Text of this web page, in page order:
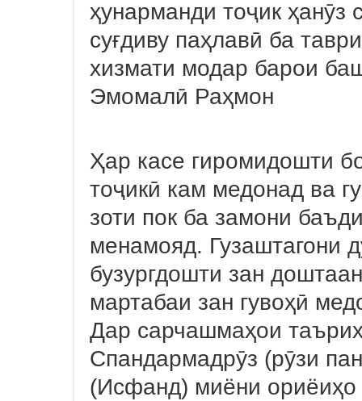
ҳунарманди тоҷик ҳанӯз
суғдиву паҳлавӣ ба
хизмати модар барои
Эмомалӣ Раҳмон
Ҳар касе гиромидошти
тоҷикӣ кам медонад ва
зоти пок ба замони
менамояд. Гузаштагони
бузургдошти зан
мартабаи зан гувоҳӣ
Дар сарчашмаҳои
Спандармадрӯз (рӯзи
(Исфанд) миёни